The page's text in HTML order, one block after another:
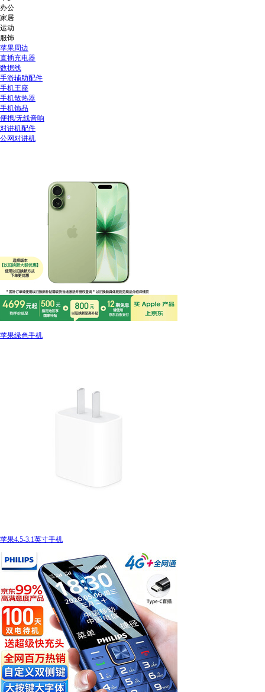
办公
家居
运动
服饰
苹果周边
直插充电器
数据线
手游辅助配件
手机王座
手机散热器
手机饰品
便携/无线音响
对讲机配件
公网对讲机
苹果绿色手机
苹果4.5-3.1英寸手机